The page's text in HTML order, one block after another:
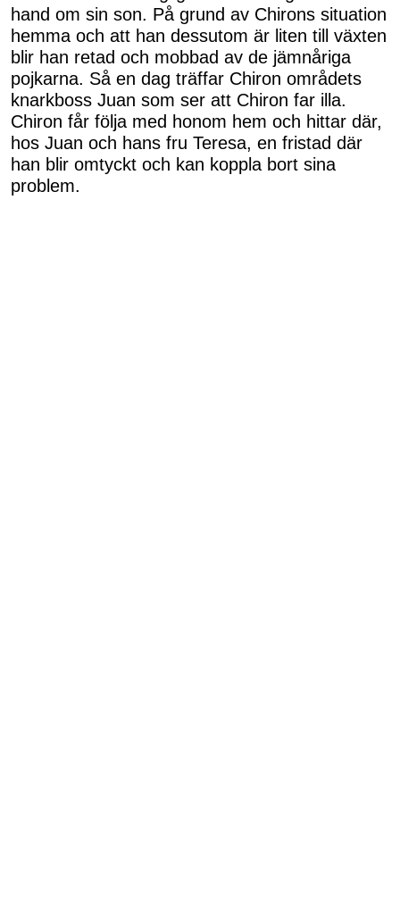
hand om sin son. På grund av Chirons situation
hemma och att han dessutom är liten till växten
blir han retad och mobbad av de jämnåriga
pojkarna. Så en dag träffar Chiron områdets
knarkboss Juan som ser att Chiron far illa.
Chiron får följa med honom hem och hittar där,
hos Juan och hans fru Teresa, en fristad där
han blir omtyckt och kan koppla bort sina
problem.